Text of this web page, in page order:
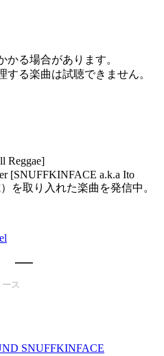
る場合があります。
る楽曲は試聴できません。
Reggae]
[SNUFFKINFACE a.k.a Ito
を取り入れた楽曲を発信中。
ス
SNUFFKINFACE